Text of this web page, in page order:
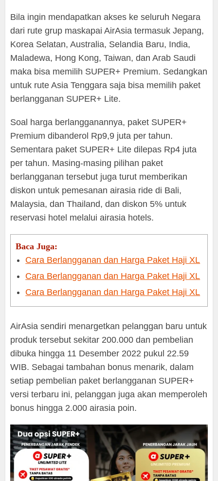
Bila ingin mendapatkan akses ke seluruh Negara
dari rute grup maskapai AirAsia termasuk Jepang,
Korea Selatan, Australia, Selandia Baru, India,
Maladewa, Hong Kong, Taiwan, dan Arab Saudi
maka bisa memilih SUPER+ Premium. Sedangkan
untuk rute Asia Tenggara saja bisa memilih paket
berlangganan SUPER+ Lite.
Soal harga berlangganannya, paket SUPER+
Premium dibanderol Rp9,9 juta per tahun.
Sementara paket SUPER+ Lite dilepas Rp4 juta
per tahun. Masing-masing pilihan paket
berlangganan tersebut juga turut memberikan
diskon untuk pemesanan airasia ride di Bali,
Malaysia, dan Thailand, dan diskon 5% untuk
reservasi hotel melalui airasia hotels.
Baca Juga:
Cara Berlangganan dan Harga Paket Haji XL
Cara Berlangganan dan Harga Paket Haji XL
Cara Berlangganan dan Harga Paket Haji XL
AirAsia sendiri menargetkan pelanggan baru untuk
produk tersebut sekitar 200.000 dan pembelian
dibuka hingga 11 Desember 2022 pukul 22.59
WIB. Sebagai tambahan bonus menarik, dalam
setiap pembelian paket berlangganan SUPER+
versi terbaru ini, pelanggan juga akan memperoleh
bonus hingga 2.000 airasia poin.